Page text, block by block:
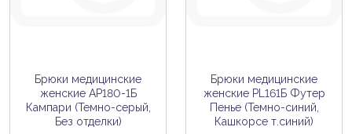
Брюки медицинские
женские AP180-1Б
Кампари (Темно-серый,
Без отделки)
Брюки медицинские
женские PL161Б Футер
Пенье (Темно-синий,
Кашкорсе т.синий)